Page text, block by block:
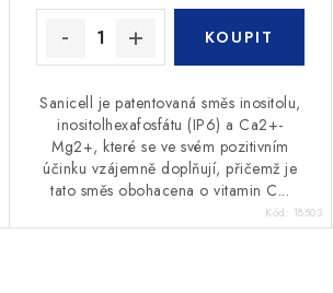
Sanicell je patentovaná směs inositolu,
inositolhexafosfátu (IP6) a Ca2+-
Mg2+, které se ve svém pozitivním
účinku vzájemně doplňují, přičemž je
tato směs obohacena o vitamin C...
Kód: 18503